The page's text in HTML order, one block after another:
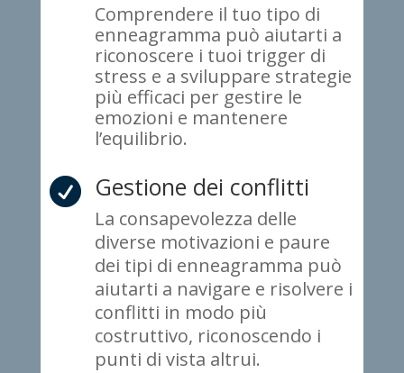
Comprendere il tuo tipo di
enneagramma può aiutarti a
riconoscere i tuoi trigger di
stress e a sviluppare strategie
più efficaci per gestire le
emozioni e mantenere
l’equilibrio.
 Gestione dei conflitti
La consapevolezza delle
diverse motivazioni e paure
dei tipi di enneagramma può
aiutarti a navigare e risolvere i
conflitti in modo più
costruttivo, riconoscendo i
punti di vista altrui.